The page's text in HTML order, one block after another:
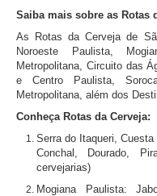
Saiba mais sobre as Rotas
As Rotas da Cerveja de
Noroeste Paulista,
Metropolitana, Circuito das
e Centro Paulista,
Metropolitana, além dos
Conheça Rotas da Cerveja:
Serra do Itaqueri,
Conchal, Dourado,
cervejarias)
Mogiana Paulista: